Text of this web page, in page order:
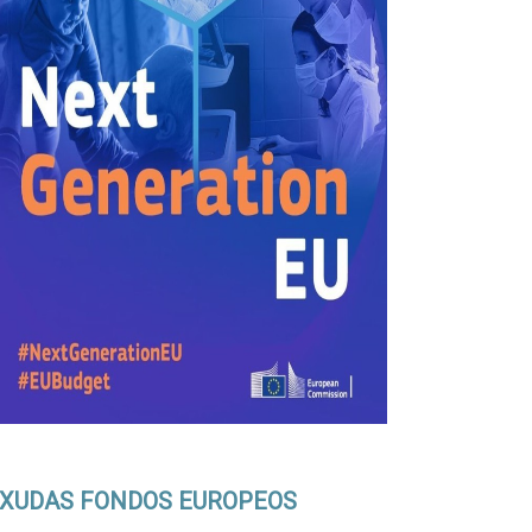
FONDOS EUROPEOS